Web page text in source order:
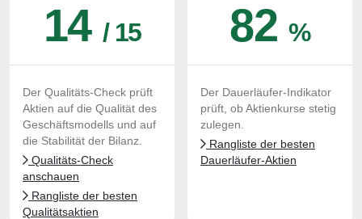
14 / 15
Der Qualitäts-Check prüft
Aktien auf die Qualität des
Geschäftsmodells und auf
die Stabilität der Bilanz.
Qualitäts-Check
anschauen
Rangliste der besten
Qualitätsaktien
82%
Der Dauerläufer-Indikator
prüft, ob Aktienkurse stetig
zulegen.
Rangliste der besten
Dauerläufer-Aktien